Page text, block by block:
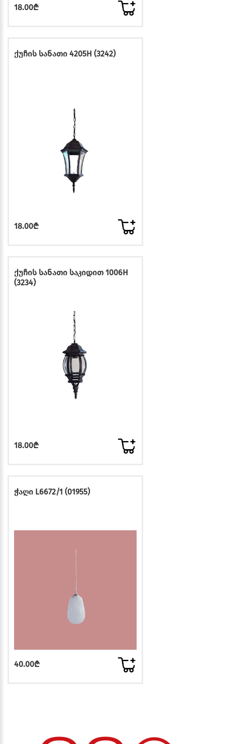
18.00₾
ქუჩის სანათი 4205H (3242)
18.00₾
ქუჩის სანათი საკიდით 1006H
(3234)
18.00₾
ჭაღი L6672/1 (01955)
40.00₾